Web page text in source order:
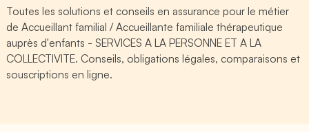
Toutes les solutions et conseils en assurance pour le métier
de Accueillant familial / Accueillante familiale thérapeutique
auprès d'enfants - SERVICES A LA PERSONNE ET A LA
COLLECTIVITE. Conseils, obligations légales, comparaisons et
souscriptions en ligne.